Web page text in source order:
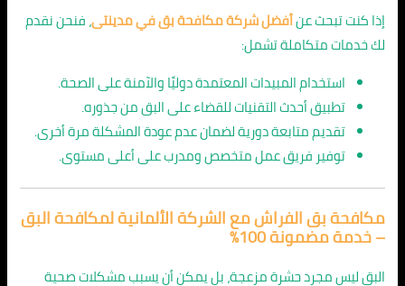
إذا كنت تبحث عنأفضل شركة مكافحة بق في مدينتى، فنحن نقدم
لك خدمات متكاملة تشمل:
استخدام المبيدات المعتمدة دوليًا والآمنة على الصحة.
تطبيق أحدث التقنيات للقضاء على البق من جذوره.
تقديم متابعة دورية لضمان عدم عودة المشكلة مرة أخرى.
توفير فريق عمل متخصص ومدرب على أعلى مستوى.
مكافحة بق الفراش مع الشركة الألمانية لمكافحة البق
– خدمة مضمونة 100٪
البق ليس مجرد حشرة مزعجة، بل يمكن أن يسبب مشكلات صحية